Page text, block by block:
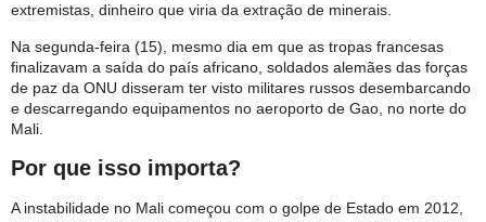
extremistas, dinheiro que viria da extração de minerais.
Na segunda-feira (15), mesmo dia em que as tropas francesas
finalizavam a saída do país africano, soldados alemães das forças
de paz da ONU disseram ter visto militares russos desembarcando
e descarregando equipamentos no aeroporto de Gao, no norte do
Mali.
Por que isso importa?
A instabilidade no Mali começou com o golpe de Estado em 2012,